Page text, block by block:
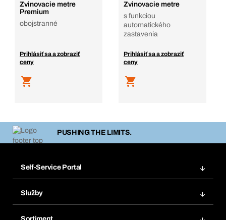
Zvinovacie metre
Premium
obojstranné
Prihlásiť sa a zobraziť
ceny
Zvinovacie metre
s funkciou
automatického
zastavenia
Prihlásiť sa a zobraziť
ceny
PUSHING THE LIMITS.
Self-Service Portal
Obľúbené
Služby